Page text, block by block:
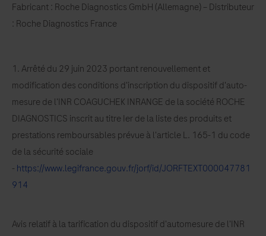
personalisée
et
les
soins
santé
Fabricant : Roche Diagnostics GmbH (Allemagne) – Distributeur
: Roche Diagnostics France
1. Arrêté du 29 juin 2023 portant renouvellement et
modification des conditions d'inscription du dispositif d'auto-
mesure de l'INR COAGUCHEK INRANGE de la société ROCHE
DIAGNOSTICS inscrit au titre Ier de la liste des produits et
prestations remboursables prévue à l'article L. 165-1 du code
de la sécurité sociale
- https://www.legifrance.gouv.fr/jorf/id/JORFTEXT000047781
914
Avis relatif à la tarification du dispositif d'automesure de l'INR